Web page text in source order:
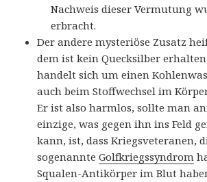
Nachweis dieser Vermutung
erbracht.
Der andere mysteriöse Zusatz
dem ist kein Quecksilber
handelt sich um einen
auch beim Stoffwechsel im
Er ist also harmlos, sollte man
einzige, was gegen ihn ins Feld
kann, ist, dass Kriegsveteranen,
sogenannteGolfkriegssyndrom
Squalen-Antikörper im Blut